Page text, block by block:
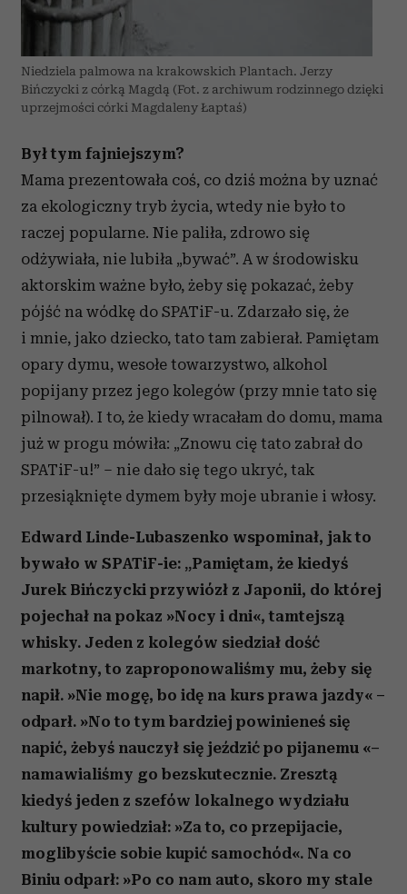
Niedziela palmowa na krakowskich Plantach. Jerzy
Bińczycki z córką Magdą (Fot. z archiwum rodzinnego dzięki
uprzejmości córki Magdaleny Łaptaś)
Był tym fajniejszym?
Mama prezentowała coś, co dziś można by uznać
za ekologiczny tryb życia, wtedy nie było to
raczej popularne. Nie paliła, zdrowo się
odżywiała, nie lubiła „bywać”. A w środowisku
aktorskim ważne było, żeby się pokazać, żeby
pójść na wódkę do SPATiF-u. Zdarzało się, że
i mnie, jako dziecko, tato tam zabierał. Pamiętam
opary dymu, wesołe towarzystwo, alkohol
popijany przez jego kolegów (przy mnie tato się
pilnował). I to, że kiedy wracałam do domu, mama
już w progu mówiła: „Znowu cię tato zabrał do
SPATiF-u!” – nie dało się tego ukryć, tak
przesiąknięte dymem były moje ubranie i włosy.
Edward Linde-Lubaszenko wspominał, jak to
bywało w SPATiF-ie: „Pamiętam, że kiedyś
Jurek Bińczycki przywiózł z Japonii, do której
pojechał na pokaz »Nocy i dni«, tamtejszą
whisky. Jeden z kolegów siedział dość
markotny, to zaproponowaliśmy mu, żeby się
napił. »Nie mogę, bo idę na kurs prawa jazdy« –
odparł. »No to tym bardziej powinieneś się
napić, żebyś nauczył się jeździć po pijanemu «–
namawialiśmy go bezskutecznie. Zresztą
kiedyś jeden z szefów lokalnego wydziału
kultury powiedział: »Za to, co przepijacie,
moglibyście sobie kupić samochód«. Na co
Biniu odparł: »Po co nam auto, skoro my stale